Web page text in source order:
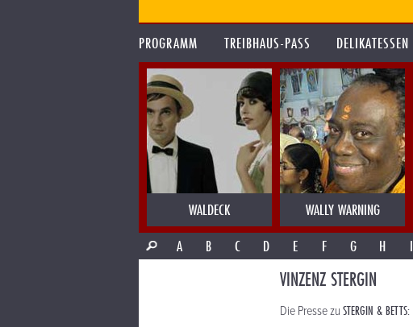
PROGRAMM TREIBHAUS-PASS DELIKATESSEN
WALDECK WALLY WARNING
A
B C D E F G H I
VINZENZ STERGIN
Die Presse zuSTERGIN & BETTS: